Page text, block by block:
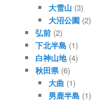
大雪山 (3)
大沼公園 (2)
弘前(2)
下北半島(1)
白神山地(4)
秋田県(6)
大曲 (1)
男鹿半島 (1)